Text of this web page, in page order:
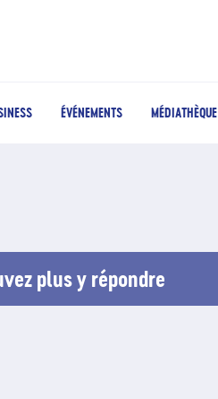
ÉVÉNEMENTS MÉDIATHÈQUE
plus y répondre